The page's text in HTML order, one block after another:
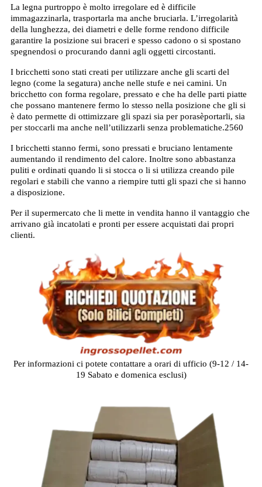
La legna purtroppo è molto irregolare ed è difficile
immagazzinarla, trasportarla ma anche bruciarla. L’irregolarità
della lunghezza, dei diametri e delle forme rendono difficile
garantire la posizione sui braceri e spesso cadono o si spostano
spegnendosi o procurando danni agli oggetti circostanti.
I bricchetti sono stati creati per utilizzare anche gli scarti del
legno (come la segatura) anche nelle stufe e nei camini. Un
bricchetto con forma regolare, pressato e che ha delle parti piatte
che possano mantenere fermo lo stesso nella posizione che gli si
è dato permette di ottimizzare gli spazi sia per porasèportarli, sia
per stoccarli ma anche nell’utilizzarli senza problematiche.2560
I bricchetti stanno fermi, sono pressati e bruciano lentamente
aumentando il rendimento del calore. Inoltre sono abbastanza
puliti e ordinati quando li si stocca o li si utilizza creando pile
regolari e stabili che vanno a riempire tutti gli spazi che si hanno
a disposizione.
Per il supermercato che li mette in vendita hanno il vantaggio che
arrivano già incatolati e pronti per essere acquistati dai propri
clienti.
Per informazioni ci potete contattare a orari di ufficio (9-12 / 14-
19 Sabato e domenica esclusi)